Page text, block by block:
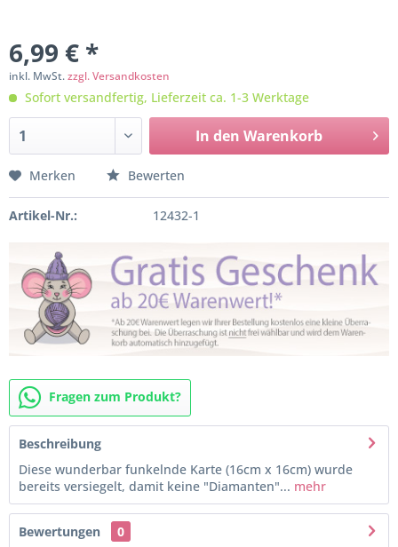
6,99 € *
inkl. MwSt.zzgl. Versandkosten
Sofort versandfertig, Lieferzeit ca. 1-3 Werktage
In den Warenkorb
Merken Bewerten
Artikel-Nr.: 12432-1
Fragen zum Produkt?
Beschreibung
Diese wunderbar funkelnde Karte (16cm x 16cm) wurde
bereits versiegelt, damit keine "Diamanten"... mehr
Bewertungen
0